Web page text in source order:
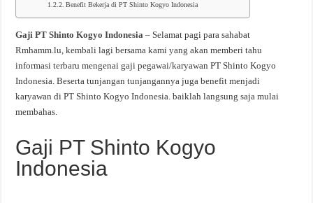
Benefit Bekerja di PT Shinto Kogyo Indonesia
Gaji PT Shinto Kogyo Indonesia – Selamat pagi para sahabat
Rmhamm.lu, kembali lagi bersama kami yang akan memberi tahu
informasi terbaru mengenai gaji pegawai/karyawan PT Shinto Kogyo
Indonesia. Beserta tunjangan tunjangannya juga benefit menjadi
karyawan di PT Shinto Kogyo Indonesia. baiklah langsung saja mulai
membahas.
Gaji PT Shinto Kogyo
Indonesia